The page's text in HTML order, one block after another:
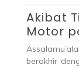
Akibat
Motor
berakhir